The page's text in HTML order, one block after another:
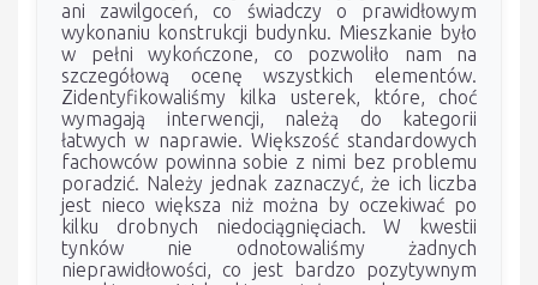
ani zawilgoceń, co świadczy o prawidłowym
wykonaniu konstrukcji budynku. Mieszkanie było
w pełni wykończone, co pozwoliło nam na
szczegółową ocenę wszystkich elementów.
Zidentyfikowaliśmy kilka usterek, które, choć
wymagają interwencji, należą do kategorii
łatwych w naprawie. Większość standardowych
fachowców powinna sobie z nimi bez problemu
poradzić. Należy jednak zaznaczyć, że ich liczba
jest nieco większa niż można by oczekiwać po
kilku drobnych niedociągnięciach. W kwestii
tynków nie odnotowaliśmy żadnych
nieprawidłowości, co jest bardzo pozytywnym